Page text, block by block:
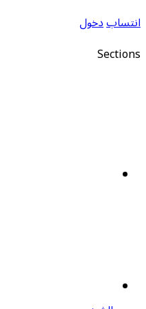
انتسابدخول
Sections